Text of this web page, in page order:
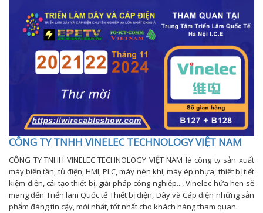
CÔNG TY TNHH VINELEC TECHNOLOGY VIỆT NAM
CÔNG TY TNHH VINELEC TECHNOLOGY VIỆT NAM là công ty sản xuất
máy biến tần, tủ điện, HMI, PLC, máy nén khí, máy ép nhựa, thiết bị tiết
kiệm điện, cải tạo thiết bị, giải pháp công nghiệp..., Vinelec hứa hẹn sẽ
mang đến Triển lãm Quốc tế Thiết bị điện, Dây và Cáp điện những sản
phẩm đáng tin cậy, mới nhất, tốt nhất cho khách hàng tham quan.